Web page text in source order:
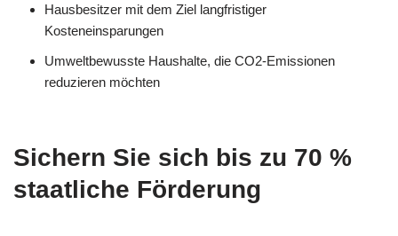
Hausbesitzer mit dem Ziel langfristiger
Kosteneinsparungen
Umweltbewusste Haushalte, die CO2-Emissionen
reduzieren möchten
Sichern Sie sich bis zu 70 %
staatliche Förderung